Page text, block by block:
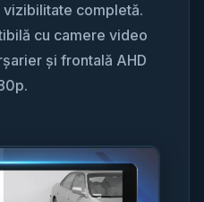
vizibilitate completă.
cu camere video
și frontală AHD